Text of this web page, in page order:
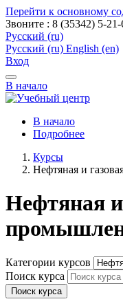
Перейти к основному
Звоните : 8 (35342) 5-21-
Русский ‎(ru)‎
Русский ‎(ru)‎ English ‎(en)‎
Вход
В начало
В начало
Подробнее
Курсы
Нефтяная и
Нефтяная и
Категории курсов
Поиск курса
Поиск курса